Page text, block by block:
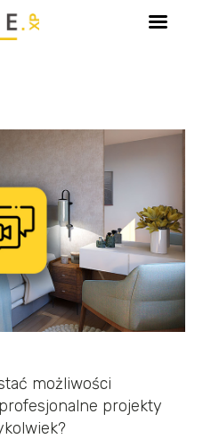
- tryb dedykowany edycji
możliwości
projekty